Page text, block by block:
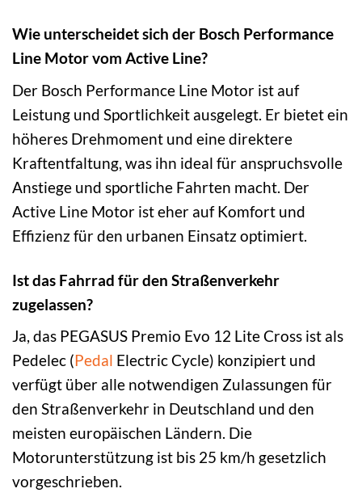
Wie unterscheidet sich der Bosch Performance
Line Motor vom Active Line?
Der Bosch Performance Line Motor ist auf
Leistung und Sportlichkeit ausgelegt. Er bietet ein
höheres Drehmoment und eine direktere
Kraftentfaltung, was ihn ideal für anspruchsvolle
Anstiege und sportliche Fahrten macht. Der
Active Line Motor ist eher auf Komfort und
Effizienz für den urbanen Einsatz optimiert.
Ist das Fahrrad für den Straßenverkehr
zugelassen?
Ja, das PEGASUS Premio Evo 12 Lite Cross ist als
Pedelec (Pedal Electric Cycle) konzipiert und
verfügt über alle notwendigen Zulassungen für
den Straßenverkehr in Deutschland und den
meisten europäischen Ländern. Die
Motorunterstützung ist bis 25 km/h gesetzlich
vorgeschrieben.